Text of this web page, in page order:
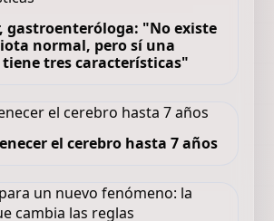
gastroenteróloga: "No existe
normal, pero sí una
tres características"
el cerebro hasta 7 años